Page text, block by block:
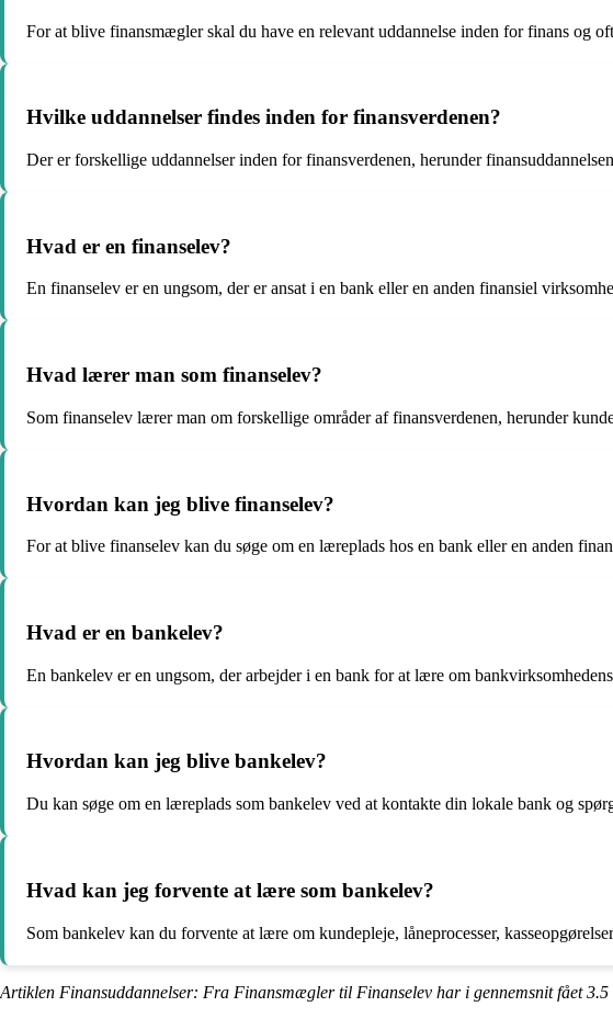
For at blive finansmægler skal du have en relevant uddannelse inden for finans og
Hvilke uddannelser findes inden for finansverdenen?
Der er forskellige uddannelser inden for finansverdenen, herunder
Hvad er en finanselev?
En finanselev er en ungsom, der er ansat i en bank eller en anden finansiel
Hvad lærer man som finanselev?
Som finanselev lærer man om forskellige områder af finansverdenen, herunder
Hvordan kan jeg blive finanselev?
For at blive finanselev kan du søge om en læreplads hos en bank eller en anden
Hvad er en bankelev?
En bankelev er en ungsom, der arbejder i en bank for at lære om
Hvordan kan jeg blive bankelev?
Du kan søge om en læreplads som bankelev ved at kontakte din lokale bank og
Hvad kan jeg forvente at lære som bankelev?
Som bankelev kan du forvente at lære om kundepleje, låneprocesser,
Artiklen Finansuddannelser: Fra Finansmægler til Finanselev har i gennemsnit fået3.5